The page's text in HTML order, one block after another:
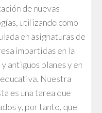
de nuevas
utilizando como
en asignaturas de
impartidas en la
antiguos planes y en
Nuestra
es una tarea que
y, por tanto, que